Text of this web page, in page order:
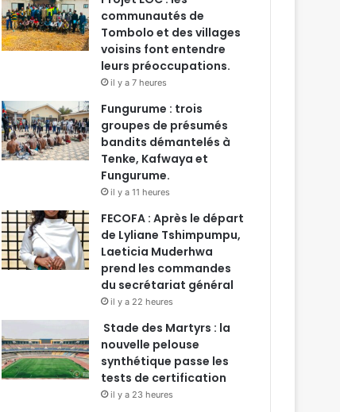
communautés de
Tombolo et des villages
voisins font entendre
leurs préoccupations.
il y a 7 heures
Fungurume : trois
groupes de présumés
bandits démantelés à
Tenke, Kafwaya et
Fungurume.
il y a 11 heures
FECOFA : Après le départ
de Lyliane Tshimpumpu,
Laeticia Muderhwa
prend les commandes
du secrétariat général
il y a 22 heures
Stade des Martyrs : la
nouvelle pelouse
synthétique passe les
tests de certification
il y a 23 heures